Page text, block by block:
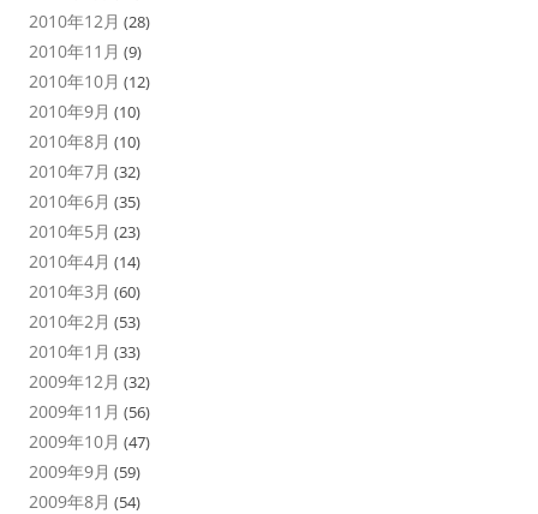
2010年12月 (28)
2010年11月 (9)
2010年10月 (12)
2010年9月 (10)
2010年8月 (10)
2010年7月 (32)
2010年6月 (35)
2010年5月 (23)
2010年4月 (14)
2010年3月 (60)
2010年2月 (53)
2010年1月 (33)
2009年12月 (32)
2009年11月 (56)
2009年10月 (47)
2009年9月 (59)
2009年8月 (54)